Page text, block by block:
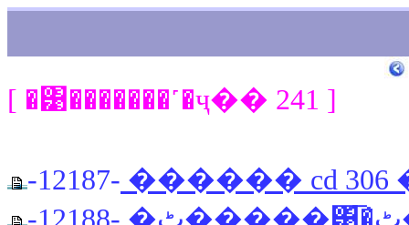
[ �͹�������˹�ҷ�� 241 ]
-12187- ������ cd